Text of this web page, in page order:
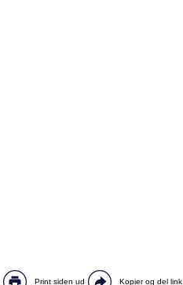
Print siden ud Kopier og del link